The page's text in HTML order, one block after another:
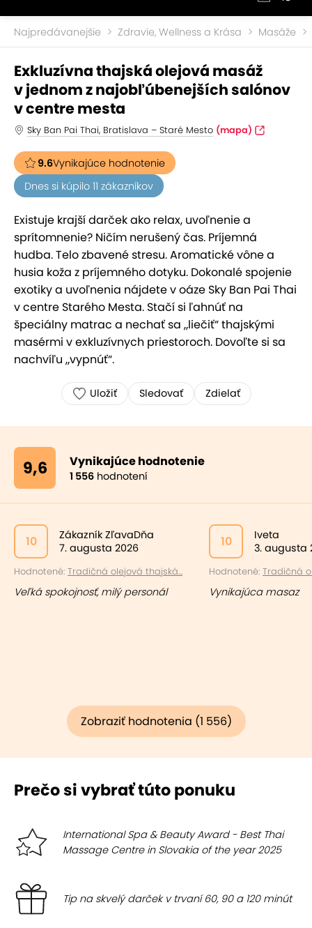
Najpredávanejšie Zdravie, Wellness a Krása Masáže
Exkluzívna thajská olejová masáž
v jednom z najobľúbenejších salónov
v centre mesta
Sky Ban Pai Thai, Bratislava – Staré Mesto (mapa)
9.6Vynikajúce hodnotenie
Dnes si kúpilo 11 zákazníkov
Existuje krajší darček ako relax, uvoľnenie a
sprítomnenie? Ničím nerušený čas. Príjemná
hudba. Telo zbavené stresu. Aromatické vône a
husia koža z príjemného dotyku. Dokonalé spojenie
exotiky a uvoľnenia nájdete v oáze Sky Ban Pai Thai
v centre Starého Mesta. Stačí si ľahnúť na
špeciálny matrac a nechať sa „liečiť“ thajskými
masérmi v exkluzívnych priestoroch. Dovoľte si sa
nachvíľu „vypnúť“.
Uložiť Sledovať Zdielať
9,6 Vynikajúce hodnotenie
1 556 hodnotení
10
Zákazník ZľavaDňa
7. augusta 2026
Hodnotené: Tradičná olejová thajská...
Veľká spokojnosť, milý personál
10
Iveta
3. augusta
Hodnotené: Tradičná
Vynikajúca masaz
Zobraziť hodnotenia (1 556)
Prečo si vybrať túto ponuku
International Spa & Beauty Award - Best Thai
Massage Centre in Slovakia of the year 2025
Tip na skvelý darček v trvaní 60, 90 a 120 minút